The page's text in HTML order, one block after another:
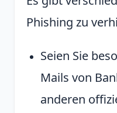
Phishing zu
Seien Sie
Mails von
anderen